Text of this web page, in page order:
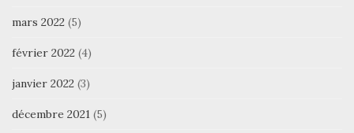
mars 2022 (5)
février 2022 (4)
janvier 2022 (3)
décembre 2021 (5)